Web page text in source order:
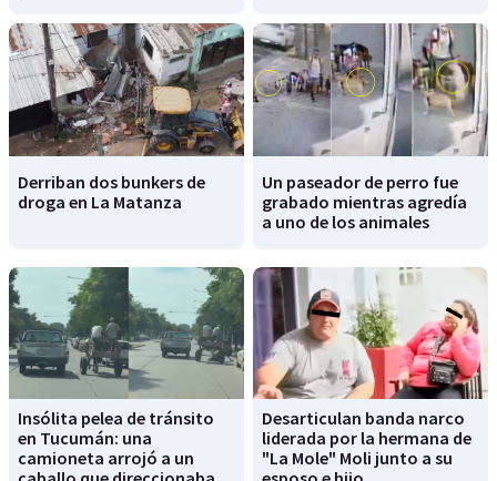
Derriban dos bunkers de
droga en La Matanza
Un paseador de perro fue
grabado mientras agredía
a uno de los animales
Insólita pelea de tránsito
en Tucumán: una
camioneta arrojó a un
Desarticulan banda narco
liderada por la hermana de
"La Mole" Moli junto a su